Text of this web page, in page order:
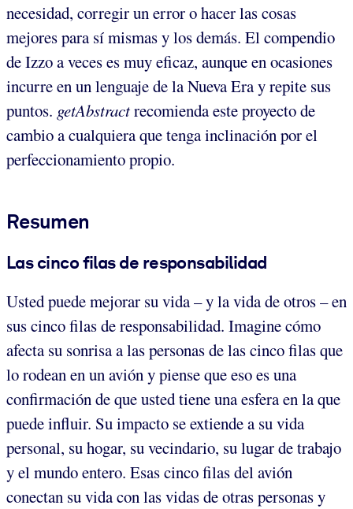
necesidad, corregir un error o hacer las cosas
mejores para sí mismas y los demás. El compendio
de Izzo a veces es muy eficaz, aunque en ocasiones
incurre en un lenguaje de la Nueva Era y repite sus
puntos. getAbstractrecomienda este proyecto de
cambio a cualquiera que tenga inclinación por el
perfeccionamiento propio.
Resumen
Las cinco filas de responsabilidad
Usted puede mejorar su vida – y la vida de otros – en
sus cinco filas de responsabilidad. Imagine cómo
afecta su sonrisa a las personas de las cinco filas que
lo rodean en un avión y piense que eso es una
confirmación de que usted tiene una esfera en la que
puede influir. Su impacto se extiende a su vida
personal, su hogar, su vecindario, su lugar de trabajo
y el mundo entero. Esas cinco filas del avión
conectan su vida con las vidas de otras personas y